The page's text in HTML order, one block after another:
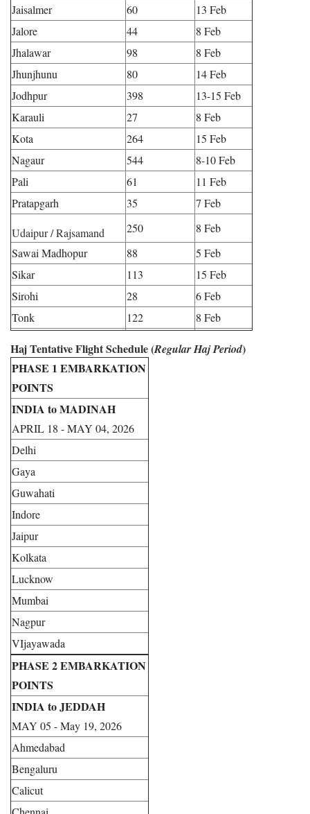
Jaisalmer
60
13 Feb
Jalore
44
8 Feb
Jhalawar
98
8 Feb
Jhunjhunu
80
14 Feb
Jodhpur
398
13-15 Feb
Karauli
27
8 Feb
Kota
264
15 Feb
Nagaur
544
8-10 Feb
Pali
61
11 Feb
Pratapgarh
35 7 Feb
Udaipur / Rajsamand 250
8 Feb
Sawai Madhopur
88
5 Feb
Sikar
113
15 Feb
Sirohi
28
6 Feb
Tonk
122 8 Feb
Haj Tentative Flight Schedule (Regular Haj Period)
PHASE 1 EMBARKATION
POINTS
INDIA to MADINAH
APRIL 18 - MAY 04, 2026
Delhi
Gaya
Guwahati
Indore
Jaipur
Kolkata
Lucknow
Mumbai
Nagpur
VIjayawada
PHASE 2 EMBARKATION
POINTS
INDIA to JEDDAH
MAY 05 - May 19, 2026
Ahmedabad
Bengaluru
Calicut